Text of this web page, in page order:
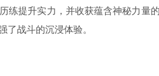
练提升实力，并收获蕴含神秘力量
了战斗的沉浸体验。